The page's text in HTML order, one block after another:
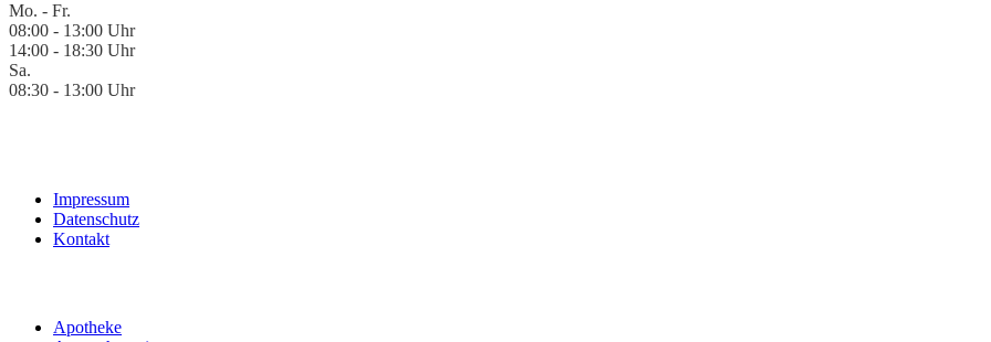
Mo. - Fr.
08:00 - 13:00 Uhr
14:00 - 18:30 Uhr
Sa.
08:30 - 13:00 Uhr
Impressum
Datenschutz
Kontakt
Apotheke